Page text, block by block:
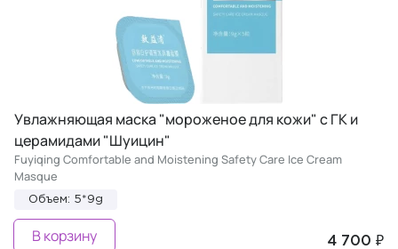
Увлажняющая маска "мороженое для кожи" с ГК и
церамидами "Шуицин"
Fuyiqing Comfortable and Moistening Safety Care Ice Cream
Masque
Объем: 5*9g
4 700 ₽
В корзину